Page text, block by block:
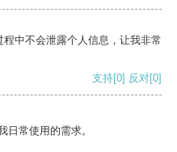
中不会泄露个人信息，让我非常
支持[0] 反对[0]
日常使用的需求。